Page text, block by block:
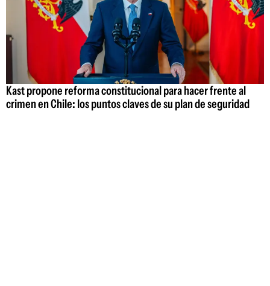
Kast propone reforma constitucional para hacer frente al
crimen en Chile: los puntos claves de su plan de seguridad